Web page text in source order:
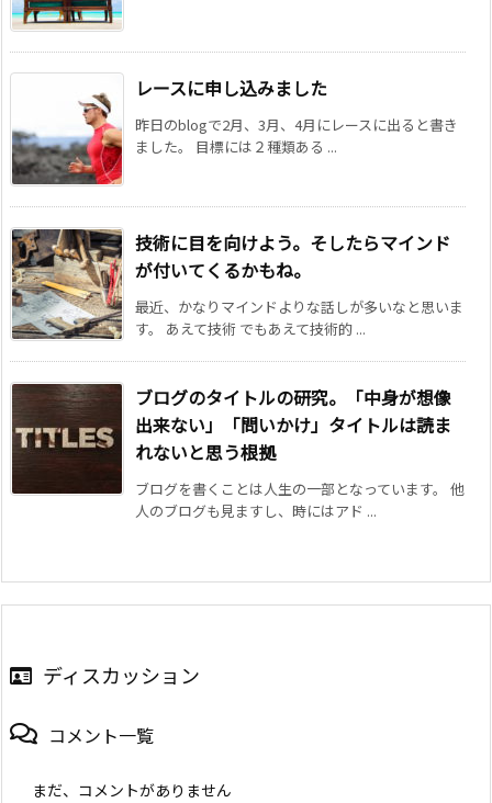
レースに申し込みました
昨日のblogで2月、3月、4月にレースに出ると書き
ました。 目標には２種類ある ...
技術に目を向けよう。そしたらマインド
が付いてくるかもね。
最近、かなりマインドよりな話しが多いなと思いま
す。 あえて技術 でもあえて技術的 ...
ブログのタイトルの研究。「中身が想像
出来ない」「問いかけ」タイトルは読ま
れないと思う根拠
ブログを書くことは人生の一部となっています。 他
人のブログも見ますし、時にはアド ...
ディスカッション
コメント一覧
まだ、コメントがありません